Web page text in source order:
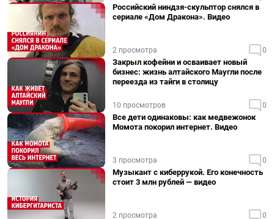
Российский ниндзя-скульптор снялся в
сериале «Дом Дракона». Видео
2 просмотра 0
Закрыл кофейни и осваивает новый
бизнес: жизнь алтайского Маугли после
переезда из тайги в столицу
10 просмотров 0
Все дети одинаковы: как медвежонок
Момота покорил интернет. Видео
3 просмотра 0
Музыкант с киберрукой. Его конечность
стоит 3 млн рублей — видео
2 просмотра 0